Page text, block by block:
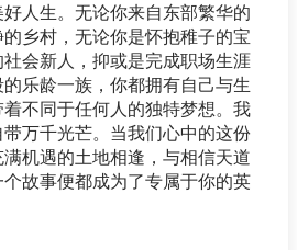
人生。无论你来自东部繁华的
乡村，无论你是怀抱稚子的宝
会新人，抑或是完成职场生涯
乐龄一族，你都拥有自己与生
不同于任何人的独特梦想。我
万千光芒。当我们心中的这份
机遇的土地相逢，与相信天道
故事便都成为了专属于你的英